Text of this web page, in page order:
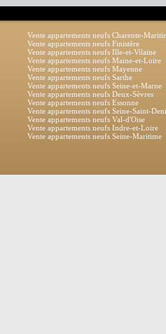
Vente appartements neufs Charente-
Vente appartements neufs Finistère
Vente appartements neufs Ille-et-Vilaine
Vente appartements neufs Maine-et-Loire
Vente appartements neufs Mayenne
Vente appartements neufs Sarthe
Vente appartements neufs Seine-et-Marne
Vente appartements neufs Deux-Sèvres
Vente appartements neufs Essonne
Vente appartements neufs Seine-Saint-
Vente appartements neufs Val-d'Oise
Vente appartements neufs Indre-et-Loire
Vente appartements neufs Seine-Maritime